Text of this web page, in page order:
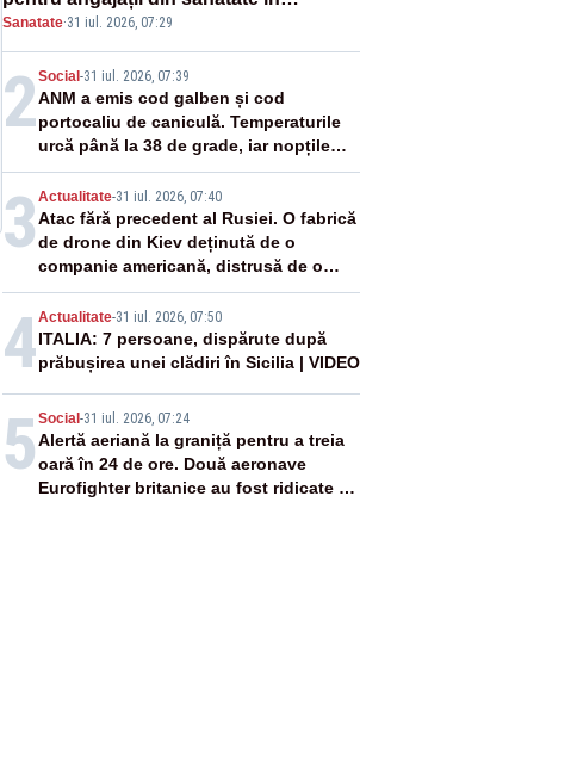
proiectul Legii salarizării
Sanatate·31 iul. 2026, 07:29
2Social-31 iul. 2026, 07:39
ANM a emis cod galben și cod
portocaliu de caniculă. Temperaturile
urcă până la 38 de grade, iar nopțile
devin tropicale
3 Actualitate-31 iul. 2026, 07:40
Atac fără precedent al Rusiei. O fabrică
de drone din Kiev deținută de o
companie americană, distrusă de o
rachetă rusească
4Actualitate-31 iul. 2026, 07:50
ITALIA: 7 persoane, dispărute după
prăbușirea unei clădiri în Sicilia | VIDEO
5 Social-31 iul. 2026, 07:24
Alertă aeriană la graniță pentru a treia
oară în 24 de ore. Două aeronave
Eurofighter britanice au fost ridicate de